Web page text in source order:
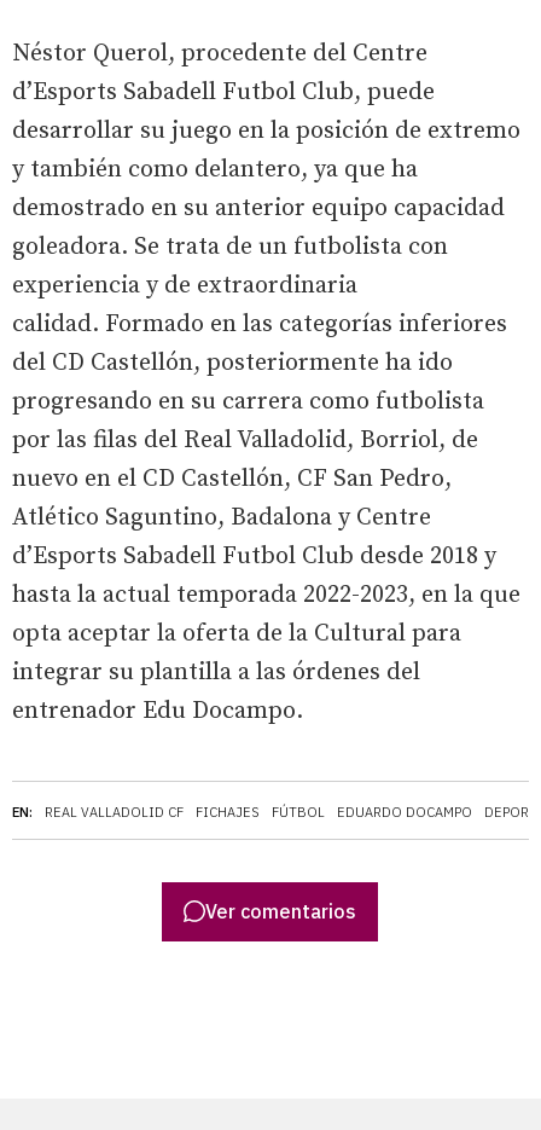
EN: REAL VALLADOLID CF FICHAJES FÚTBOL EDUARDO DOCAMPO
Néstor Querol, procedente del Centre
d’Esports Sabadell Futbol Club, puede
desarrollar su juego en la posición de extremo
y también como delantero, ya que ha
demostrado en su anterior equipo capacidad
goleadora. Se trata de un futbolista con
experiencia y de extraordinaria
calidad. Formado en las categorías inferiores
del CD Castellón, posteriormente ha ido
progresando en su carrera como futbolista
por las filas del Real Valladolid, Borriol, de
nuevo en el CD Castellón, CF San Pedro,
Atlético Saguntino, Badalona y Centre
d’Esports Sabadell Futbol Club desde 2018 y
hasta la actual temporada 2022-2023, en la que
opta aceptar la oferta de la Cultural para
integrar su plantilla a las órdenes del
entrenador Edu Docampo.
Ver comentarios